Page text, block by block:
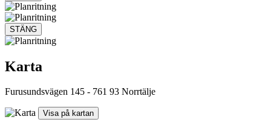
STÄNG
Karta
Furusundsvägen 145 - 761 93 Norrtälje
Visa på kartan